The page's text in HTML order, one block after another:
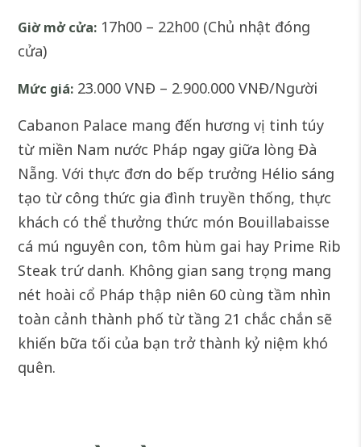
Giờ mở cửa: 17h00 – 22h00 (Chủ nhật đóng
cửa)
Mức giá: 23.000 VNĐ – 2.900.000 VNĐ/Người
Cabanon Palace mang đến hương vị tinh túy
từ miền Nam nước Pháp ngay giữa lòng Đà
Nẵng. Với thực đơn do bếp trưởng Hélio sáng
tạo từ công thức gia đình truyền thống, thực
khách có thể thưởng thức món Bouillabaisse
cá mú nguyên con, tôm hùm gai hay Prime Rib
Steak trứ danh. Không gian sang trọng mang
nét hoài cổ Pháp thập niên 60 cùng tầm nhìn
toàn cảnh thành phố từ tầng 21 chắc chắn sẽ
khiến bữa tối của bạn trở thành kỷ niệm khó
quên.